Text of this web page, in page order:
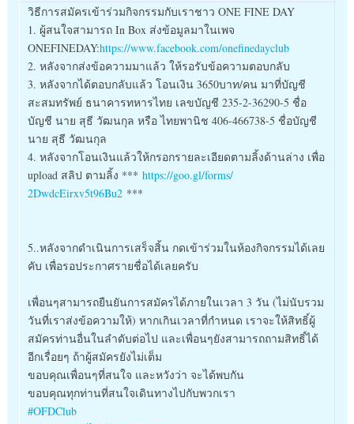
วิธีการสมัครเข้าร่วมกิจกรรมกับเราชาว ONE FINE DAY
1. ผู้สนใจสามารถ In Box ส่งข้อมูลมาในเพจ
ONEFINEDAY:https://www.facebook.com/onefinedayclub
2. หลังจากส่งข้อความมาแล้ว ให้รอรับข้อความตอบกลับ
3. หลังจากได้ตอบกลับแล้ว โอนเงิน 3650บาท/คน มาที่บัญชี
สะสมทรัพย์ ธนาคารทหารไทย เลขบัญชี 235-2-36290-5 ชื่อ
บัญชี นาย สุธี วัฒนกุล หรือ ไทยพานิช 406-466738-5 ชื่อบัญชี
นาย สุธี วัฒนกุล
4. หลังจากโอนเงินแล้วให้กรอกรายละเอียดตามลิ้งด้านล่าง เพื่อ
upload สลิป ตามลิ้ง *** https://goo.gl/forms/
2DwdcEirxv5t96Bu2***
5..หลังจากดำเนินการเสร็จสิ้น กดเข้าร่วมในห้องกิจกรรมได้เลย
คับ เพื่อรอประกาศรายชื่อได้เลยครับ
เพื่อนๆสามารถยืนยันการสมัครได้ภายในเวลา 3 วัน (ไม่นับรวม
วันที่เราส่งข้อความให้) หากเกินเวลาที่กำหนด เราจะให้สิทธิ์ผู้
สมัครท่านอื่นในลำดับต่อไป และเพื่อนๆยังสามารถถามสิทธิ์ได้
อีกเรื่อยๆ ถ้าผู้สมัครยังไม่เต็ม
ขอบคุณเพื่อนๆที่สนใจ และหวังว่า จะได้พบกัน
ขอบคุณทุกท่านที่สนใจเดินทางไปกับพวกเรา
#OFDClub